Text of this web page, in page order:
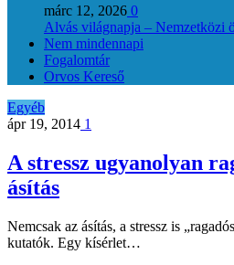
márc 12, 2026 0
Alvás világnapja – Nemzetközi
Nem mindennapi
Fogalomtár
Orvos Kereső
Egyéb
ápr 19, 2014 1
A stressz ugyanolyan
ásítás
Nemcsak az ásítás, a stressz is
kutatók. Egy kísérlet…